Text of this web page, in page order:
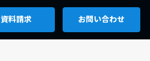
資料請求 お問い合わせ